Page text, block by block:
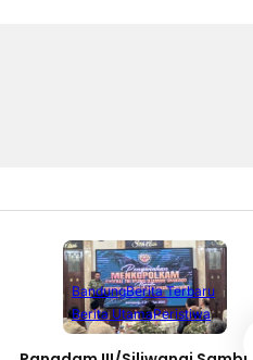
BandungBerita Terbaru
Berita UtamaPeristiwa